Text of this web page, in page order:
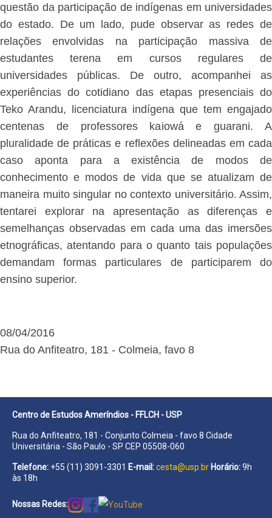
questão da participação de indígenas em universidades
do estado. De um lado, pude observar as redes de
relações envolvidas na participação massiva de
estudantes terena em cursos regulares de
universidades públicas. De outro, acompanhei as
experiências do cotidiano das etapas presenciais do
Teko Arandu, licenciatura indígena que tem engajado
centenas de professores kaiowá e guarani. A
pluralidade de práticas e reflexões delineadas em cada
caso aponta para a existência de modos de
conhecimento e modos de vida que se atualizam de
maneira muito singular no contexto universitário. Assim,
tentarei explorar na apresentação as diferenças e
semelhanças observadas em cada uma das imersões
etnográficas, atentando para o quanto tais populações
demandam formas particulares de participarem do
ensino superior.
08/04/2016
Rua do Anfiteatro, 181 - Colmeia, favo 8
Centro de Estudos Ameríndios - FFLCH - USP
Rua do Anfiteatro, 181 - Conjunto Colmeia - favo 8 Cidade
Universitária - São Paulo - SP CEP 05508-060
Telefone: +55 (11) 3091-3301 E-mail:cesta@usp.br Horário:9h
às 18h
Nossas Redes: